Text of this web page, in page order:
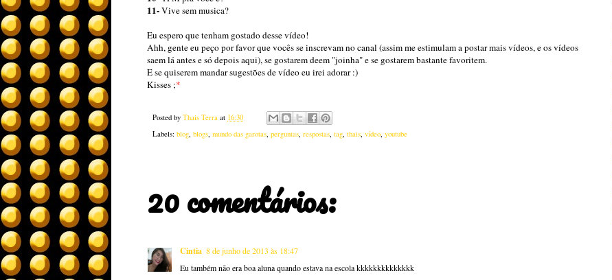
11-Vive sem musica?
Eu espero que tenham gostado desse vídeo!
Ahh, gente eu peço por favor que vocês se inscrevam no canal (assim me estimulam a postar mais vídeos, e os vídeos
saem lá antes e só depois aqui), se gostarem deem "joinha" e se gostarem bastante favoritem.
E se quiserem mandar sugestões de vídeo eu irei adorar :)
Kisses ;*
Posted by Thais Terra at 16:30
Labels: blog, blogs, mundo das garotas, perguntas, respostas, tag, thais, vídeo, youtube
20 comentários:
Cintia 8 de junho de 2013 às 18:47
Eu também não era boa aluna quando estava na escola kkkkkkkkkkkkkk